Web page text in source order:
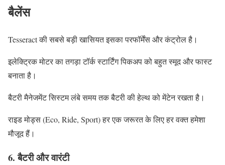
बैलेंस
Tesseract की सबसे बड़ी खासियत इसका परफॉर्मेंस और कंट्रोल है।
इलेक्ट्रिक मोटर का तगड़ा टॉर्क स्टार्टिंग पिकअप को बहुत स्मूद और फास्ट
बनाता है।
बैटरी मैनेजमेंट सिस्टम लंबे समय तक बैटरी की हेल्थ को मेंटेन रखता है।
राइड मोड्स (Eco, Ride, Sport) हर एक जरूरत के लिए हर वक्त हमेशा
मौजूद हैं।
6. बैटरी और वारंटी